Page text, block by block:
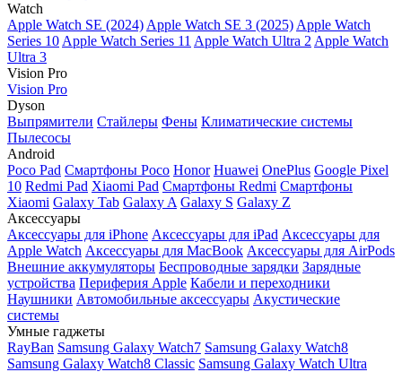
Watch
Apple Watch SE (2024) Apple Watch SE 3 (2025) Apple Watch
Series 10 Apple Watch Series 11 Apple Watch Ultra 2 Apple Watch
Ultra 3
Vision Pro
Vision Pro
Dyson
Выпрямители Стайлеры Фены Климатические системы
Пылесосы
Android
Poco Pad Смартфоны Poco Honor Huawei OnePlus Google Pixel
10 Redmi Pad Xiaomi Pad Смартфоны Redmi Смартфоны
Xiaomi Galaxy Tab Galaxy A Galaxy S Galaxy Z
Аксессуары
Аксессуары для iPhone Аксессуары для iPad Аксессуары для
Apple Watch Аксессуары для MacBook Аксессуары для AirPods
Внешние аккумуляторы Беспроводные зарядки Зарядные
устройства Периферия Apple Кабели и переходники
Наушники Автомобильные аксессуары Акустические
системы
Умные гаджеты
RayBan Samsung Galaxy Watch7 Samsung Galaxy Watch8
Samsung Galaxy Watch8 Classic Samsung Galaxy Watch Ultra